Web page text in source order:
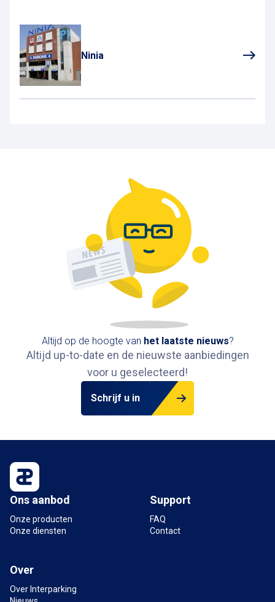
Ninia
Altijd op de hoogte van het laatste nieuws?
Altijd up-to-date en de nieuwste aanbiedingen
voor u geselecteerd!
Schrijf u in
Ons aanbod
Onze producten
Onze diensten
Support
FAQ
Contact
Over
Over Interparking